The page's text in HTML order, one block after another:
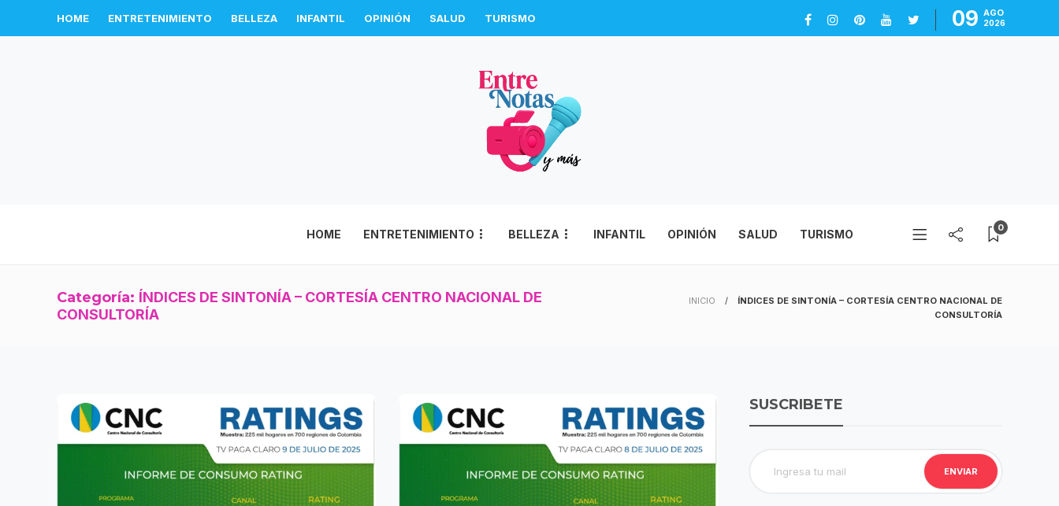
HOME ENTRETENIMIENTO BELLEZA INFANTIL OPINIÓN SALUD TURISMO 09 AGO
2026
HOME ENTRETENIMIENTO BELLEZA INFANTIL OPINIÓN SALUD TURISMO 0
Categoría: ÍNDICES DE SINTONÍA – CORTESÍA CENTRO NACIONAL DE
CONSULTORÍA
INICIO
ÍNDICES DE SINTONÍA – CORTESÍA CENTRO NACIONAL DE
CONSULTORÍA
SUSCRIBETE